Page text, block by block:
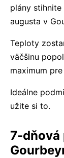
plány
augusta v
Teploty
väčšinu
maximum
Ideálne
užite si to.
7-dňová